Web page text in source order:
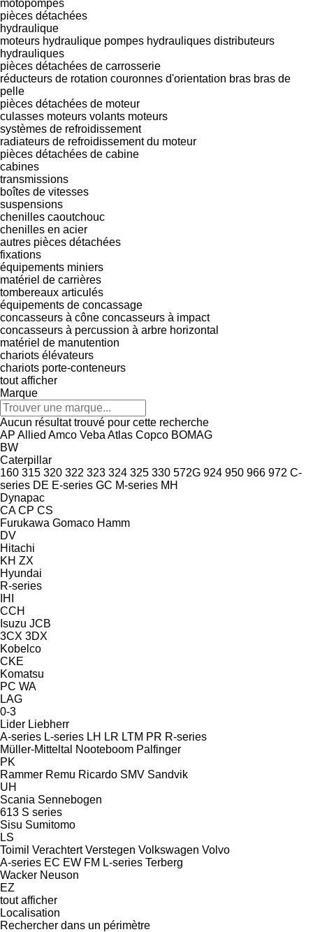
motopompes
pièces détachées
hydraulique
moteurs hydraulique pompes hydrauliques distributeurs
hydrauliques
pièces détachées de carrosserie
réducteurs de rotation couronnes d'orientation bras bras de
pelle
pièces détachées de moteur
culasses moteurs volants moteurs
systèmes de refroidissement
radiateurs de refroidissement du moteur
pièces détachées de cabine
cabines
transmissions
boîtes de vitesses
suspensions
chenilles caoutchouc
chenilles en acier
autres pièces détachées
fixations
équipements miniers
matériel de carrières
tombereaux articulés
équipements de concassage
concasseurs à cône concasseurs à impact
concasseurs à percussion à arbre horizontal
matériel de manutention
chariots élévateurs
chariots porte-conteneurs
tout afficher
Marque
Aucun résultat trouvé pour cette recherche
AP Allied Amco Veba Atlas Copco BOMAG
BW
Caterpillar
160 315 320 322 323 324 325 330 572G 924 950 966 972 C-
series DE E-series GC M-series MH
Dynapac
CA CP CS
Furukawa Gomaco Hamm
DV
Hitachi
KH ZX
Hyundai
R-series
IHI
CCH
Isuzu JCB
3CX 3DX
Kobelco
CKE
Komatsu
PC WA
LAG
0-3
Lider Liebherr
A-series L-series LH LR LTM PR R-series
Müller-Mitteltal
Nooteboom Palfinger
PK
Rammer Remu Ricardo SMV Sandvik
UH
Scania Sennebogen
613 S series
Sisu Sumitomo
LS
Toimil Verachtert Verstegen Volkswagen Volvo
A-series EC EW FM L-series Terberg
Wacker Neuson
EZ
tout afficher
Localisation
Rechercher dans un périmètre